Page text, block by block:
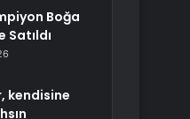
Boğa
Satıldı
kendisine